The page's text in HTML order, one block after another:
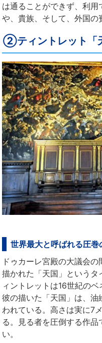
は通ることができず、利
や、貴族、そして、外国の
②ティントレット「
世界最大と呼ばれる圧巻
ドゥカーレ宮殿の大議会
描かれた「天国」という
ィントレットは16世紀のベ
彼の描いた「天国」は、
われている。高さは実に7
る。見る者を圧倒する作
い。